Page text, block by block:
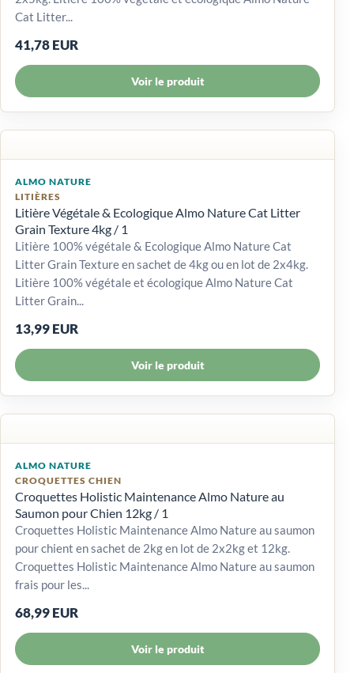
Cat Litter...
41,78 EUR
Voir le produit
ALMO NATURE
LITIÈRES
Litière Végétale & Ecologique Almo Nature Cat Litter
Grain Texture 4kg / 1
Litière 100% végétale & Ecologique Almo Nature Cat
Litter Grain Texture en sachet de 4kg ou en lot de 2x4kg.
Litière 100% végétale et écologique Almo Nature Cat
Litter Grain...
13,99 EUR
Voir le produit
ALMO NATURE
CROQUETTES CHIEN
Croquettes Holistic Maintenance Almo Nature au
Saumon pour Chien 12kg / 1
Croquettes Holistic Maintenance Almo Nature au saumon
pour chient en sachet de 2kg en lot de 2x2kg et 12kg.
Croquettes Holistic Maintenance Almo Nature au saumon
frais pour les...
68,99 EUR
Voir le produit